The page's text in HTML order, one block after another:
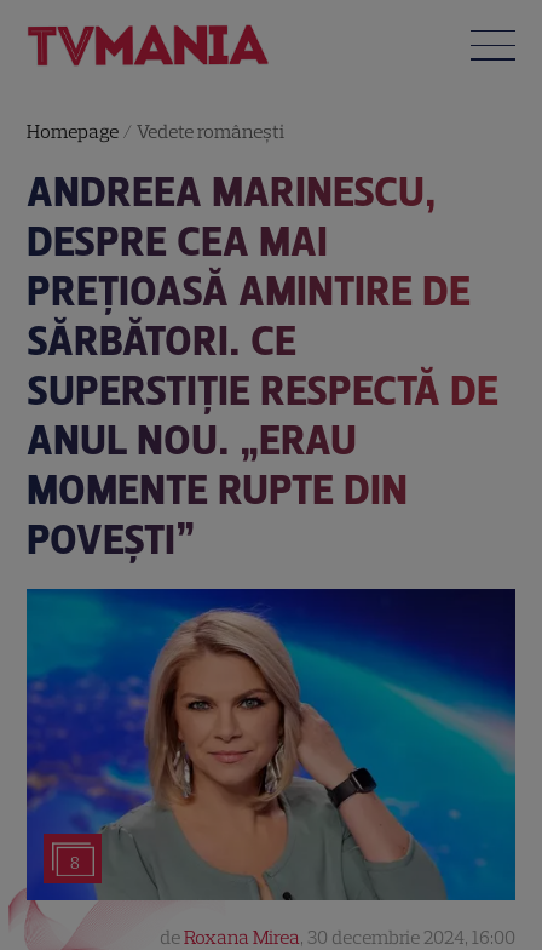
Homepage /Vedete româneşti
ANDREEA MARINESCU,
DESPRE CEA MAI
PREȚIOASĂ AMINTIRE DE
SĂRBĂTORI. CE
SUPERSTIȚIE RESPECTĂ DE
ANUL NOU. „ERAU
MOMENTE RUPTE DIN
POVEȘTI”
8
deRoxana Mirea, 30 decembrie 2024, 16:00